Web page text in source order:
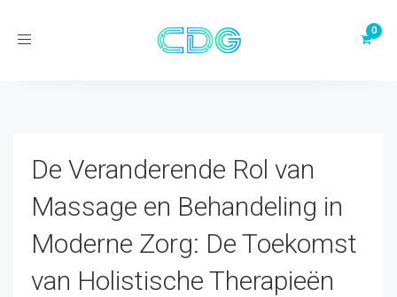
Toggle
De Veranderende Rol van
Massage en Behandeling in
Moderne Zorg: De Toekomst
van Holistische Therapieën